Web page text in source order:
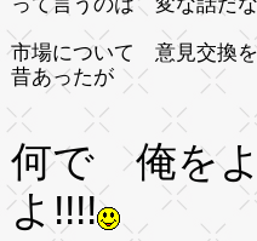
市場について 意見交換
昔あったが
何で 俺を
よ!!!!